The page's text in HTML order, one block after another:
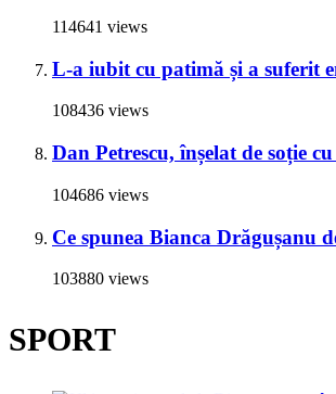
114641 views
L-a iubit cu patimă și a suferit
108436 views
Dan Petrescu, înșelat de soție
104686 views
Ce spunea Bianca Drăgușanu
103880 views
SPORT